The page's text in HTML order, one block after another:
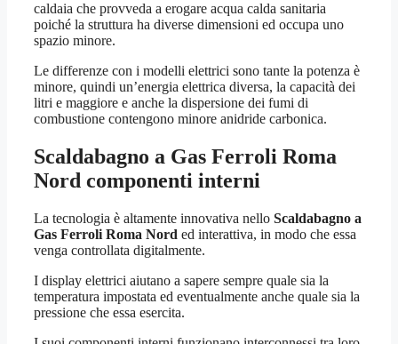
caldaia che provveda a erogare acqua calda sanitaria
poiché la struttura ha diverse dimensioni ed occupa uno
spazio minore.
Le differenze con i modelli elettrici sono tante la potenza è
minore, quindi un’energia elettrica diversa, la capacità dei
litri e maggiore e anche la dispersione dei fumi di
combustione contengono minore anidride carbonica.
Scaldabagno a Gas Ferroli Roma
Nord componenti interni
La tecnologia è altamente innovativa nello Scaldabagno a
Gas Ferroli Roma Nord ed interattiva, in modo che essa
venga controllata digitalmente.
I display elettrici aiutano a sapere sempre quale sia la
temperatura impostata ed eventualmente anche quale sia la
pressione che essa esercita.